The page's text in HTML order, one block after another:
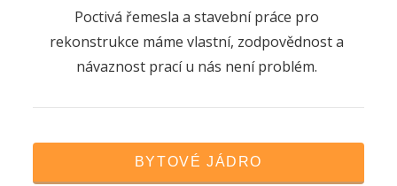
Poctivá řemesla a stavební práce pro
rekonstrukce máme vlastní, zodpovědnost a
návaznost prací u nás není problém.
BYTOVÉ JÁDRO